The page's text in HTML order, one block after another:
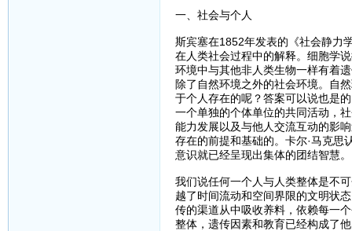
一、社会与个人
斯宾塞在1852年发表的《社会静力
在人类社会过程中的解释。细胞学
环境中与其他非人类生物一样有着
除了自然环境之外的社会环境。自
于个人存在的呢？答案可以说也是
一个单独的个体单位的共同活动，
能力发展以及与他人交流互动的影
存在的前提和基础的。卡尔·马克思
意识就已经呈现出集体的团结智慧。
我们说任何一个人与人类整体是不
越了时间流动和空间界限的文明状
传的渠道从中吸收养料，依赖每一
整体，遗传因素和教育已经构成了